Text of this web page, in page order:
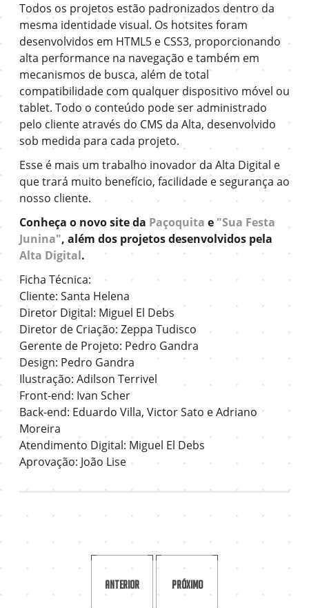
Todos os projetos estão padronizados dentro da
mesma identidade visual. Os hotsites foram
desenvolvidos em HTML5 e CSS3, proporcionando
alta performance na navegação e também em
mecanismos de busca, além de total
compatibilidade com qualquer dispositivo móvel ou
tablet. Todo o conteúdo pode ser administrado
pelo cliente através do CMS da Alta, desenvolvido
sob medida para cada projeto.
Esse é mais um trabalho inovador da Alta Digital e
que trará muito benefício, facilidade e segurança ao
nosso cliente.
Conheça o novo site da Paçoquita e "Sua Festa
Junina", além dos projetos desenvolvidos pela
Alta Digital.
Ficha Técnica:
Cliente: Santa Helena
Diretor Digital: Miguel El Debs
Diretor de Criação: Zeppa Tudisco
Gerente de Projeto: Pedro Gandra
Design: Pedro Gandra
Ilustração: Adilson Terrivel
Front-end: Ivan Scher
Back-end: Eduardo Villa, Victor Sato e Adriano
Moreira
Atendimento Digital: Miguel El Debs
Aprovação: João Lise
Anterior Próximo